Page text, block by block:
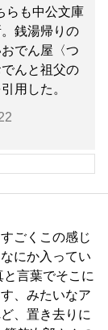
らも中公文庫
。銭湯帰りの
でん屋〈つ
んと祖父の
用した。
ごくこの感じ
にか入ってい
言葉でそこに
、みたいなア
、置き去りに